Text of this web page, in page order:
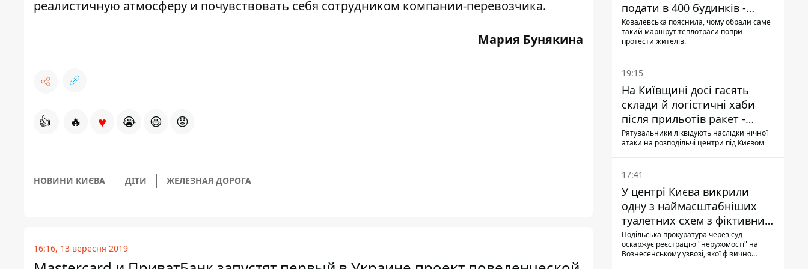
реалистичную атмосферу и почувствовать себя сотрудником компании-перевозчика.
Мария Бунякина
👍 🔥 ♥ 😭 😆 😡
НОВИНИ КИЄВА ДІТИ ЖЕЛЕЗНАЯ ДОРОГА
16:16, 13 вересня 2019
подати в 400 будинків -
депутатка Київради
Ковалевська пояснила, чому обрали саме
такий маршрут теплотраси попри
протести жителів.
19:15
На Київщині досі гасять
склади й логістичні хаби
після прильотів ракет -
ДСНС
Рятувальники ліквідують наслідки нічної
атаки на розподільчі центри під Києвом
17:41
У центрі Києва викрили
одну з наймасштабніших
туалетних схем з фіктивним
будинком
Подільська прокуратура через суд
оскаржує реєстрацію "нерухомості" на
Вознесенському узвозі, якої фізично